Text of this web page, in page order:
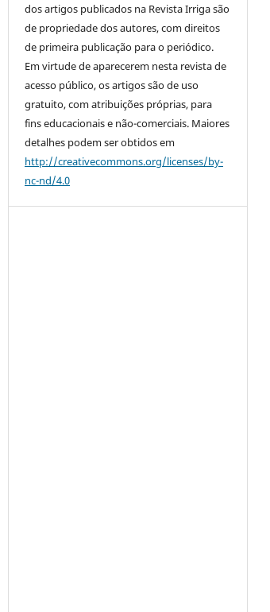
dos artigos publicados na Revista Irriga são
de propriedade dos autores, com direitos
de primeira publicação para o periódico.
Em virtude de aparecerem nesta revista de
acesso público, os artigos são de uso
gratuito, com atribuições próprias, para
fins educacionais e não-comerciais. Maiores
detalhes podem ser obtidos em
http://creativecommons.org/licenses/by-
nc-nd/4.0